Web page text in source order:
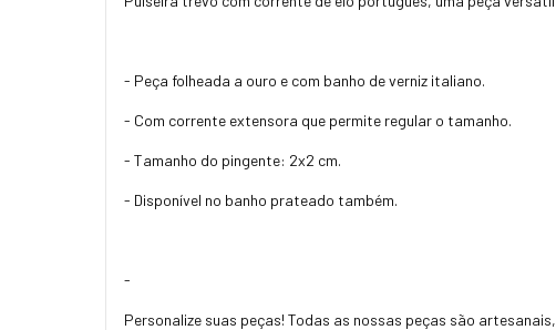
- Peça folheada a ouro e com banho de verniz italiano.
- Com corrente extensora que permite regular o tamanho.
- Tamanho do pingente: 2x2 cm.
- Disponível no banho prateado também.
-
Personalize suas peças! Todas as nossas peças são